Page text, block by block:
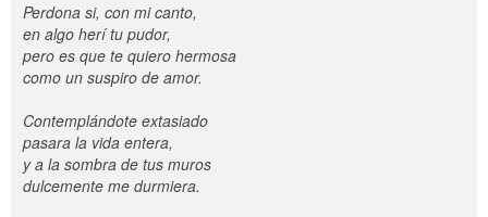
Perdona si, con mi canto,
en algo herí tu pudor,
pero es que te quiero hermosa
como un suspiro de amor.
Contemplándote extasiado
pasara la vida entera,
y a la sombra de tus muros
dulcemente me durmiera.